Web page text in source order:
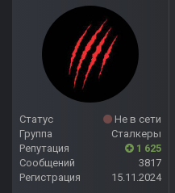
Статус
Не в сети
Группа
Сталкеры
Репутация
1 625
Сообщений
3817
Регистрация
15.11.2024